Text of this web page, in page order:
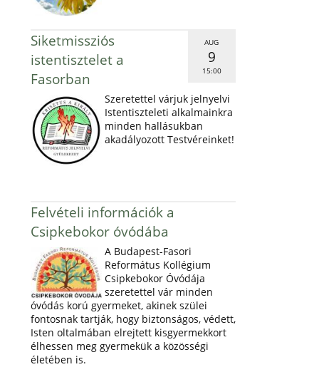
AUG
9
15:00
Siketmissziós
istentisztelet a
Fasorban
Szeretettel várjuk jelnyelvi
Istentiszteleti alkalmainkra
minden hallásukban
akadályozott Testvéreinket!
Felvételi információk a
Csipkebokor óvódába
A Budapest-Fasori
Református Kollégium
Csipkebokor Óvódája
szeretettel vár minden
óvódás korú gyermeket, akinek szülei
fontosnak tartják, hogy biztonságos, védett,
Isten oltalmában elrejtett kisgyermekkort
élhessen meg gyermekük a közösségi
életében is.